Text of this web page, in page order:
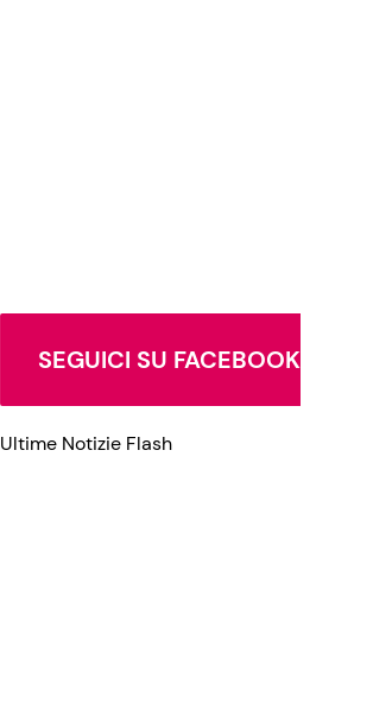
SEGUICI SU FACEBOOK
Ultime Notizie Flash